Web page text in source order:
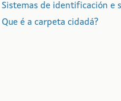
Sistemas de identificación e
Que é a carpeta cidadá?